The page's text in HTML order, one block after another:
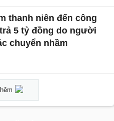
thanh niên đến công
5 tỷ đồng do người
chuyển nhầm